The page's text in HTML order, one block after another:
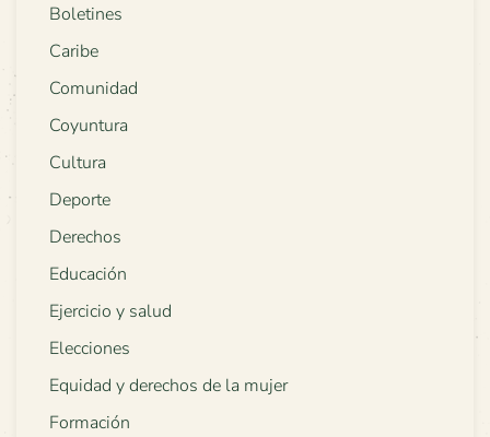
Boletines
Caribe
Comunidad
Coyuntura
Cultura
Deporte
Derechos
Educación
Ejercicio y salud
Elecciones
Equidad y derechos de la mujer
Formación